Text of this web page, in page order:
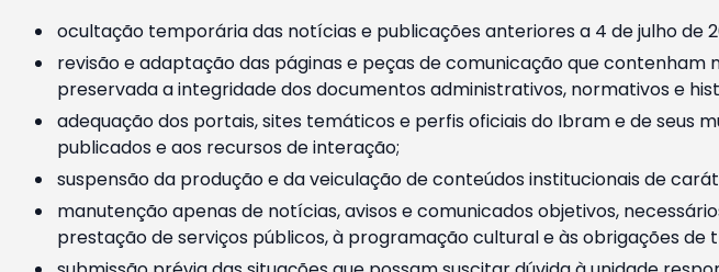
ocultação temporária das notícias e publicações anteriores a 4 de julho
revisão e adaptação das páginas e peças de comunicação que
preservada a integridade dos documentos administrativos, normativos e
adequação dos portais, sites temáticos e perfis oficiais do Ibram e de seus
publicados e aos recursos de interação;
suspensão da produção e da veiculação de conteúdos institucionais de
manutenção apenas de notícias, avisos e comunicados objetivos,
prestação de serviços públicos, à programação cultural e às obrigações de